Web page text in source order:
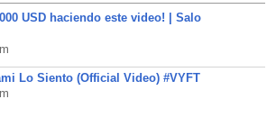
USD haciendo este video! | Salo
Lo Siento (Official Video) #VYFT